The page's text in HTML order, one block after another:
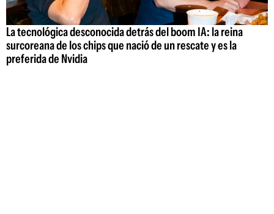
La tecnológica desconocida detrás del boom IA: la reina
surcoreana de los chips que nació de un rescate y es la
preferida de Nvidia